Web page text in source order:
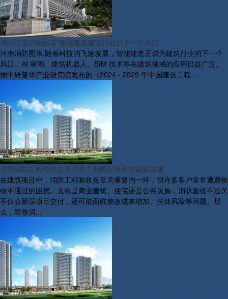
濮阳河南消防图审:智能建造建筑行业的下一个风口
河南消防图审,随着科技的飞速发展，智能建造正成为建筑行业的下一个
风口。AI 审图、建筑机器人、BIM 技术等在建筑领域的应用日益广泛。
据中研普华产业研究院发布的《2024 - 2029 年中国建设工程...
濮阳消防工程验收总不过关？新图建设教你破解难题
在建筑项目中，消防工程验收是至关重要的一环，但许多客户常常遭遇验
收不通过的困扰。无论是商业建筑、住宅还是公共设施，消防验收不过关
不仅会延误项目交付，还可能面临整改成本增加、法律风险等问题。那
么，导致消...